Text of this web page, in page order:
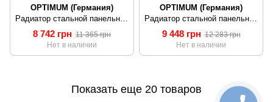
OPTIMUM (Германия)
Радиатор стальной панельный OPTIMUM 22 низ/справа 500х1800 (без INNER)
8 742 грн 11 365 грн
Нет в наличии
OPTIMUM (Германия)
Радиатор стальной панельный OPTIMUM 22 низ/справа 500х2000 (без INNER)
9 448 грн 12 283 грн
Нет в наличии
Показать еще 20 товаров